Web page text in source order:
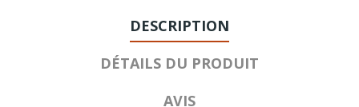
DESCRIPTION
DÉTAILS DU PRODUIT
AVIS